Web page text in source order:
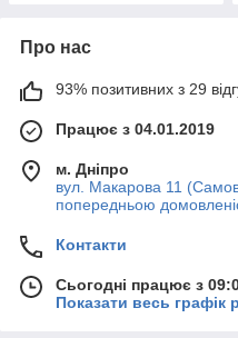
Про нас
93% позитивних з 29
Працює з 04.01.2019
м. Дніпро
вул. Макарова 11
попередньою
Контакти
Сьогодні працює з
Показати весь графік